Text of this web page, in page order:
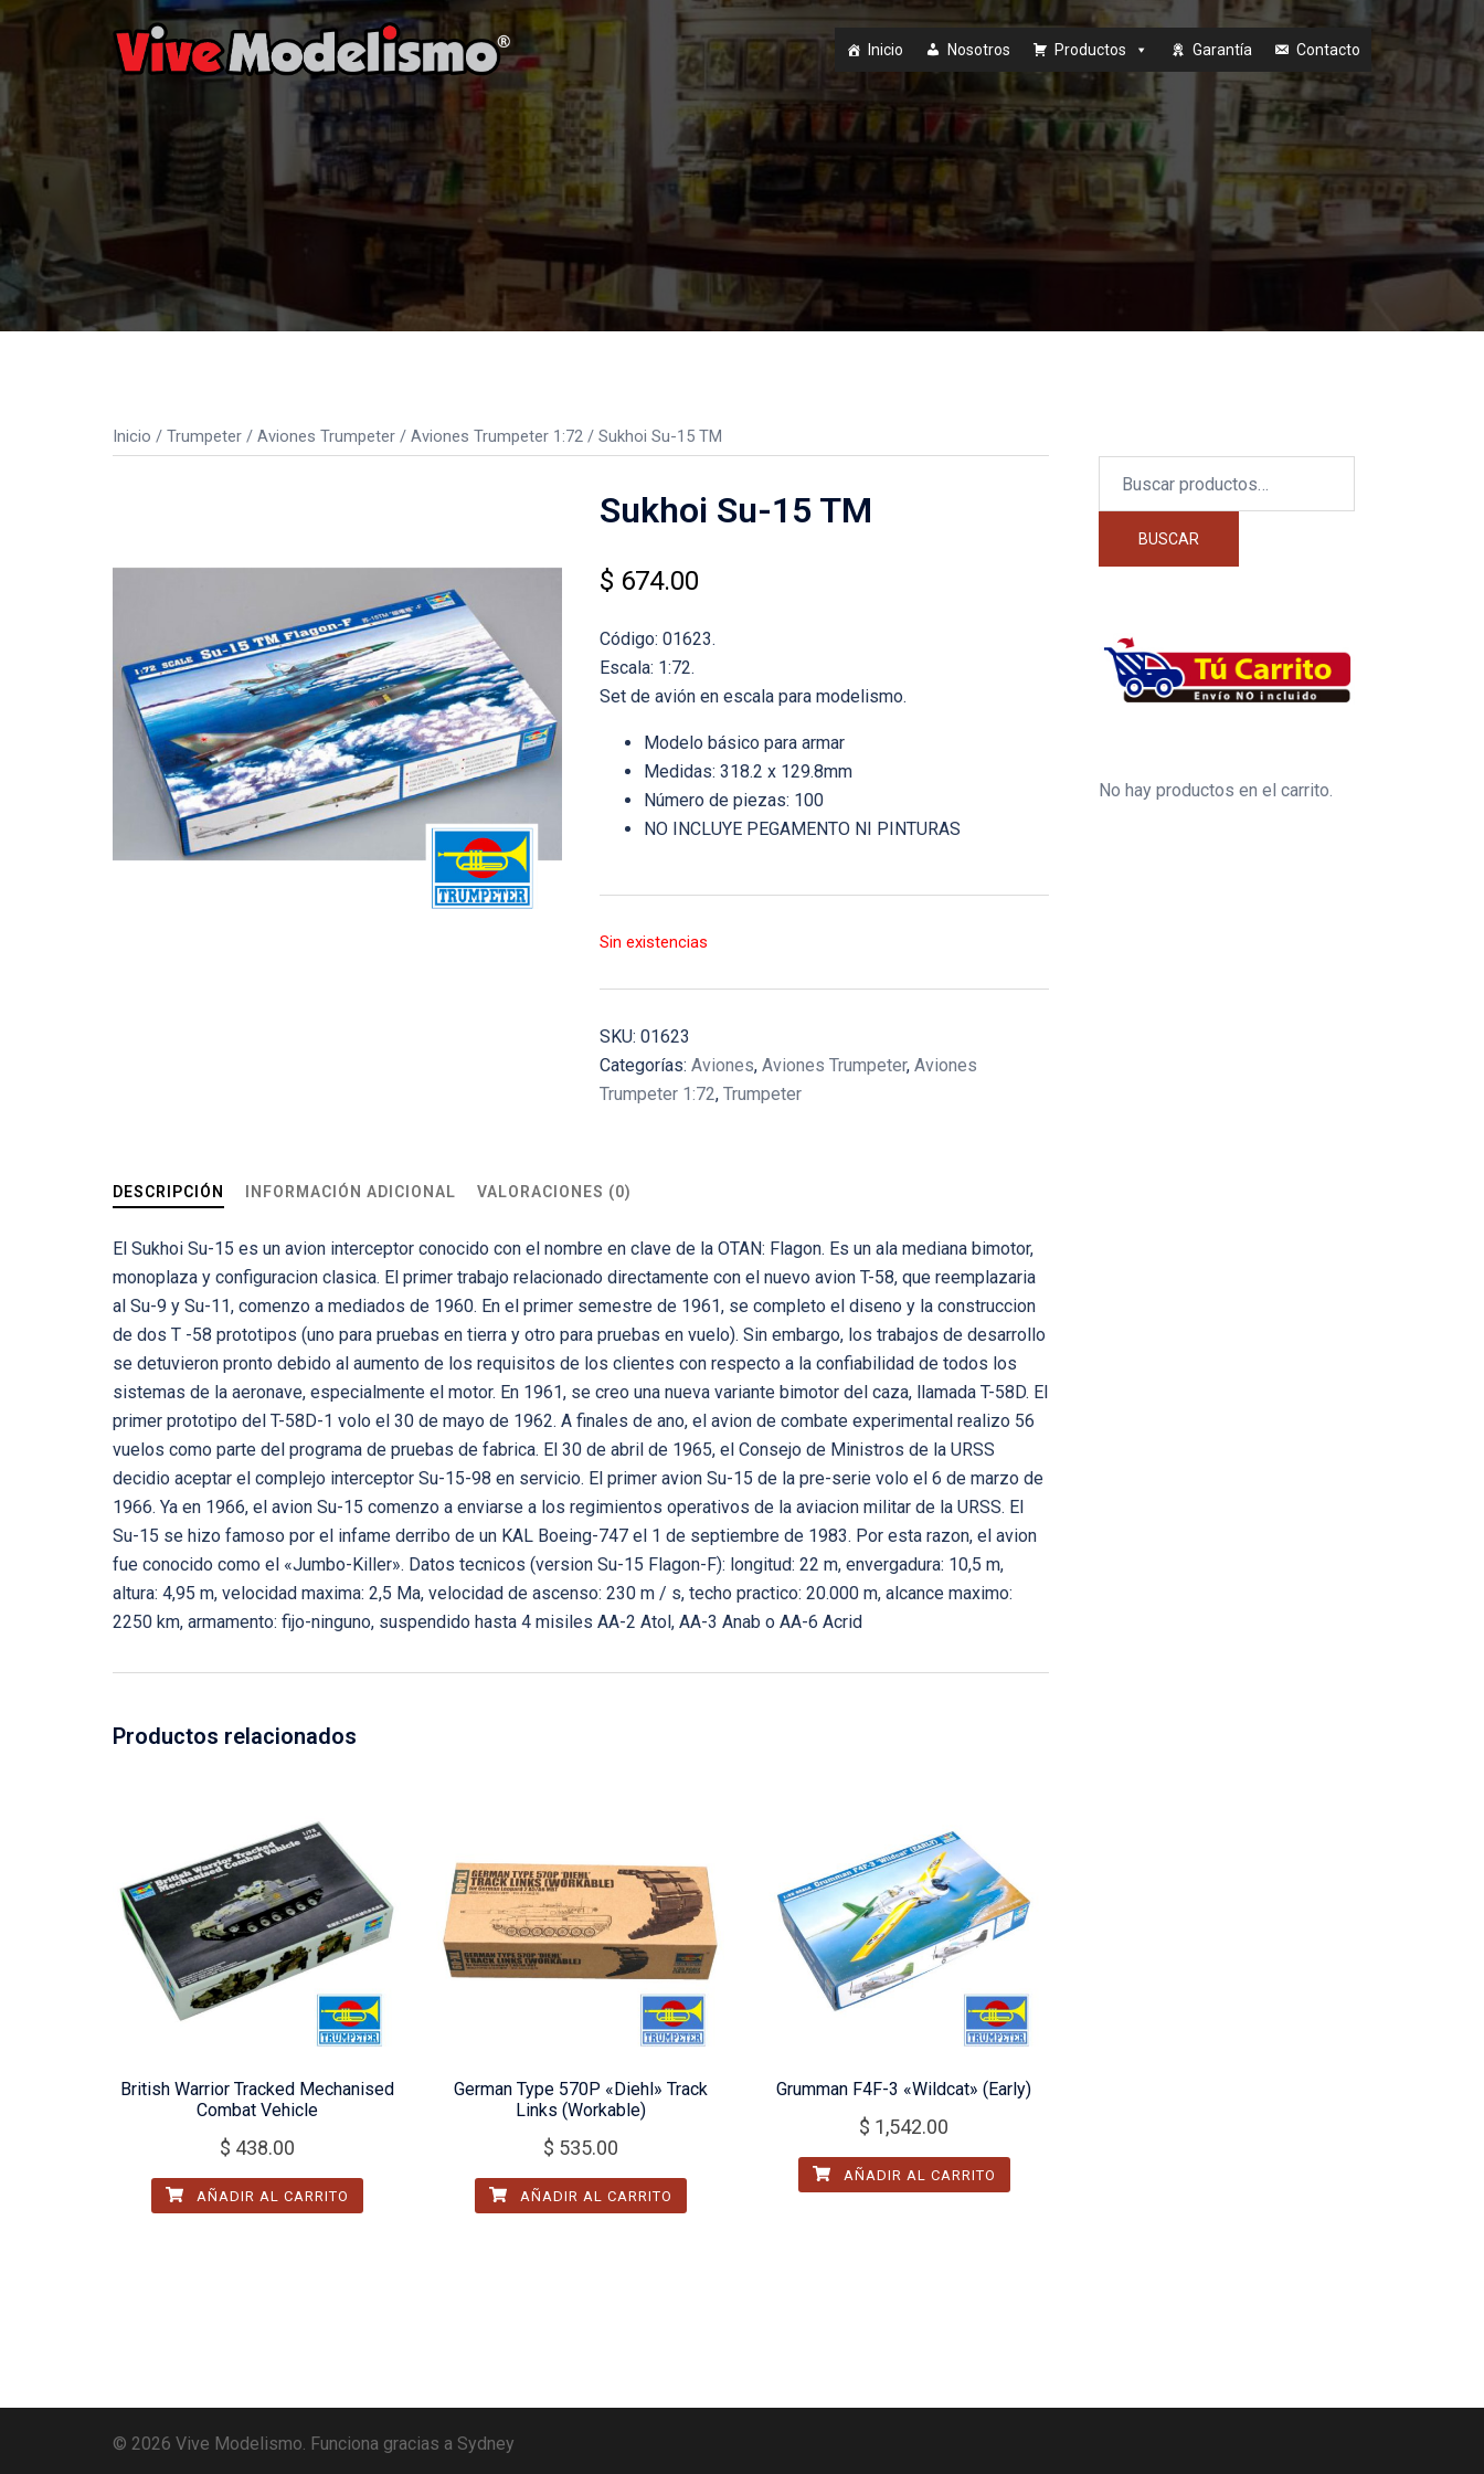
Saltar
contenido
Inicio Nosotros Productos Garantía Contacto
Inicio / Trumpeter / Aviones Trumpeter / Aviones Trumpeter 1:72 / Sukhoi Su-15 TM
Sukhoi Su-15 TM
$ 674.00
Código: 01623.
Escala: 1:72.
Set de avión en escala para modelismo.
Modelo básico para armar
Medidas: 318.2 x 129.8mm
Número de piezas: 100
NO INCLUYE PEGAMENTO NI PINTURAS
Sin existencias
SKU: 01623
Categorías: Aviones, Aviones Trumpeter, Aviones
Trumpeter 1:72, Trumpeter
DESCRIPCIÓN INFORMACIÓN ADICIONAL VALORACIONES (0)
El Sukhoi Su-15 es un avion interceptor conocido con el nombre en clave de la OTAN: Flagon. Es un ala mediana bimotor,
monoplaza y configuracion clasica. El primer trabajo relacionado directamente con el nuevo avion T-58, que reemplazaria
al Su-9 y Su-11, comenzo a mediados de 1960. En el primer semestre de 1961, se completo el diseno y la construccion
de dos T -58 prototipos (uno para pruebas en tierra y otro para pruebas en vuelo). Sin embargo, los trabajos de desarrollo
se detuvieron pronto debido al aumento de los requisitos de los clientes con respecto a la confiabilidad de todos los
sistemas de la aeronave, especialmente el motor. En 1961, se creo una nueva variante bimotor del caza, llamada T-58D. El
primer prototipo del T-58D-1 volo el 30 de mayo de 1962. A finales de ano, el avion de combate experimental realizo 56
vuelos como parte del programa de pruebas de fabrica. El 30 de abril de 1965, el Consejo de Ministros de la URSS
decidio aceptar el complejo interceptor Su-15-98 en servicio. El primer avion Su-15 de la pre-serie volo el 6 de marzo de
1966. Ya en 1966, el avion Su-15 comenzo a enviarse a los regimientos operativos de la aviacion militar de la URSS. El
Su-15 se hizo famoso por el infame derribo de un KAL Boeing-747 el 1 de septiembre de 1983. Por esta razon, el avion
fue conocido como el «Jumbo-Killer». Datos tecnicos (version Su-15 Flagon-F): longitud: 22 m, envergadura: 10,5 m,
altura: 4,95 m, velocidad maxima: 2,5 Ma, velocidad de ascenso: 230 m / s, techo practico: 20.000 m, alcance maximo:
2250 km, armamento: fijo-ninguno, suspendido hasta 4 misiles AA-2 Atol, AA-3 Anab o AA-6 Acrid
Productos relacionados
British Warrior Tracked Mechanised
Combat Vehicle
$ 438.00
AÑADIR AL CARRITO
German Type 570P «Diehl» Track
Links (Workable)
$ 535.00
AÑADIR AL CARRITO
Grumman F4F-3 «Wildcat» (Early)
$ 1,542.00
AÑADIR AL CARRITO
por:
BUSCAR
No hay productos en el carrito.
© 2026 Vive Modelismo. Funciona gracias a Sydney